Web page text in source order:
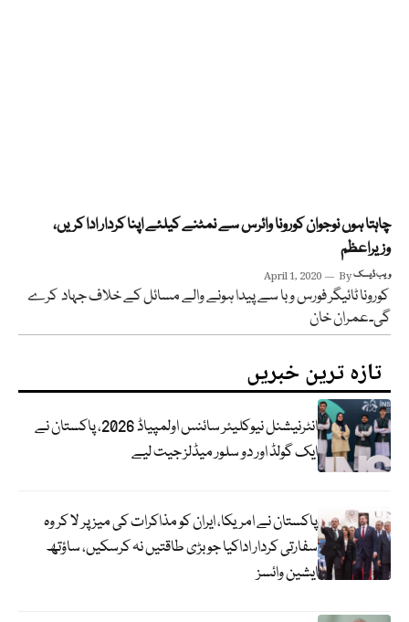
چاہتا ہوں نوجوان کورونا وائرس سے نمٹنے کیلئے اپنا کردار ادا کریں،
وزیراعظم
April 1, 2020 Byویب ڈیسک
کورونا ٹائیگر فورس وبا سے پیدا ہونے والے مسائل کے خلاف جہاد کرے
گی۔عمران خان
تازہ ترین خبریں
انٹرنیشنل نیوکلیئر سائنس اولمپیاڈ 2026، پاکستان نے
ایک گولڈ اور دو سلور میڈلز جیت لیے
پاکستان نے امریکا، ایران کو مذاکرات کی میز پر لا کر وہ
سفارتی کردار اداکیا جو بڑی طاقتیں نہ کرسکیں، ساؤتھ
ایشین وائسز